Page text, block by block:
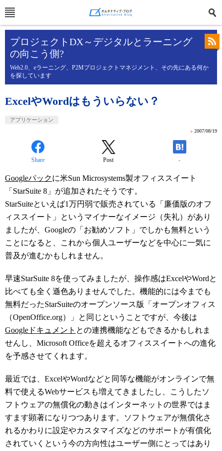
プロジェクトDX～デジタルとラーニング
の向こう側?
Web2.0、eラーニング、P2Mプロジェクトマネジメント、その先にある何か
を探しています
ExcelやWordはもういらない？
アプリケーション
» 2007/08/19
Share Post -
Googleパックに米Sun Microsystems製オフィススイート
「StarSuite 8」が追加されたそうです。
StarSuiteといえば1万円弱で販売されている「廉価版のオフ
ィススイート」というマイナーなイメージ（失礼）があり
ましたが、Googleの「お勧めソフト」でしかも無料という
ことになると、これから個人ユーザーなどを中心に一気に
普及が進むかもしれません。
早速StarSuite 8を使ってみましたが、操作感はExcelやWordと
比べても全く遜色ありませんでした。機能的には今までも
無料だったStarSuiteのオープンソース版「オープンオフィス
（OpenOffice.org）」と同じということですが、今後は
Googleドキュメント との連携機能などもできるかもしれま
せんし、Microsoft Officeを超えるオフィススイートへの進化
を予感させてくれます。
最近では、ExcelやWordなどと同等な機能がオンラインで無
料で使えるWebサービスも増えてきましたし、こうしたソ
フトウェアの無償化の動きはインターネットの世界ではま
すます顕著になりつつあります。ソフトウェアが無償化さ
れるかわりに設定やカスタマイズなどのサポートが有償化
されていくという今の方向性はユーザー側にとってはあり